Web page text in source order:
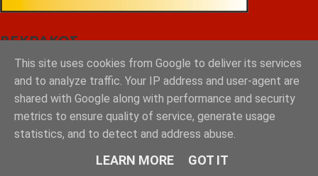
ΒΕΚΡΑΚΟΣ
This site uses cookies from Google to deliver its services
and to analyze traffic. Your IP address and user-agent are
shared with Google along with performance and security
metrics to ensure quality of service, generate usage
statistics, and to detect and address abuse.
LEARN MORE GOT IT